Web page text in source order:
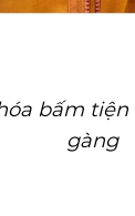
bấm
gàng